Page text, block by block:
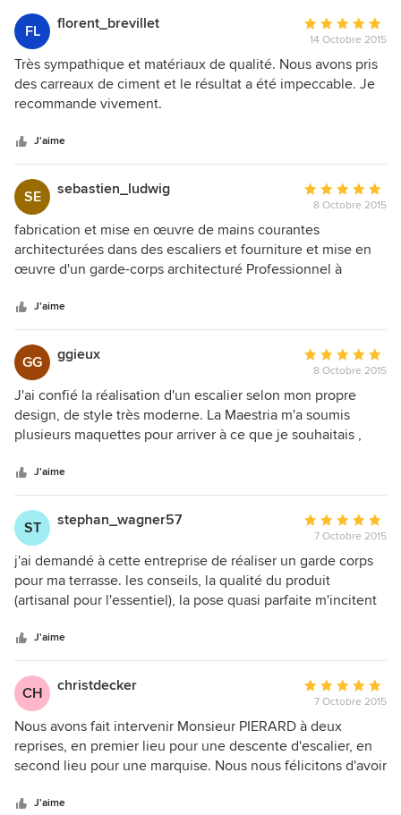
la hauteur de nos attentes. Bravo à M. PIERARD et à son
équipe.
FL florent_brevillet
Note
moyenne
:
5
14 Octobre 2015
Très sympathique et matériaux de qualité. Nous avons pris
des carreaux de ciment et le résultat a été impeccable. Je
recommande vivement.
J'aime
SE sebastien_ludwig
Note
moyenne
:
5
étoiles
8 Octobre 2015
fabrication et mise en œuvre de mains courantes
architecturées dans des escaliers et fourniture et mise en
œuvre d'un garde-corps architecturé Professionnel à
réalisation
J'aime
GG ggieux
Note
moyenne
:
5
étoiles
8 Octobre 2015
J'ai confié la réalisation d'un escalier selon mon propre
design, de style très moderne. La Maestria m'a soumis
plusieurs maquettes pour arriver à ce que je souhaitais ,
avec la plus grande rigueur. Je suis très satisfait et je
recommande vivement cette entreprise sérieuse et
extrêmement fiable .
J'aime
ST stephan_wagner57
Note
moyenne
:
5
étoiles
7 Octobre 2015
j'ai demandé à cette entreprise de réaliser un garde corps
pour ma terrasse. les conseils, la qualité du produit
(artisanal pour l'essentiel), la pose quasi parfaite m'incitent
J'aime
CH christdecker
Note
moyenne
:
5
étoiles
7 Octobre 2015
Nous avons fait intervenir Monsieur PIERARD à deux
reprises, en premier lieu pour une descente d'escalier, en
second lieu pour une marquise. Nous nous félicitons d'avoir
sait faire les propositions adéquates et réaliser ce qu'il
J'aime